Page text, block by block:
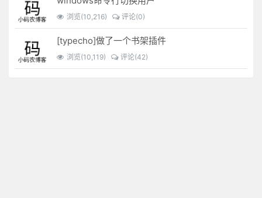
浏览(10,216) 评论(0)
[typecho]做了一个书架插件
浏览(10,119) 评论(42)